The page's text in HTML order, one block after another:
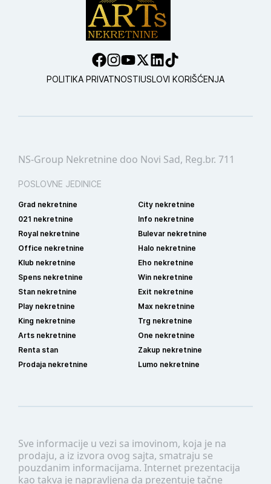
POLITIKA PRIVATNOSTIUSLOVI KORIŠĆENJA
Sve informacije u vezi sa imovinom, koja je na
prodaju, a iz izvora ovog sajta, smatraju se
pouzdanim informacijama. Internet prezentacija
kao takva je napravljena da prezentuje tačne
NS-Group Nekretnine doo Novi Sad, Reg.br. 711
POSLOVNE JEDINICE
Grad nekretnine
City nekretnine
021 nekretnine
Info nekretnine
Royal nekretnine
Bulevar nekretnine
Office nekretnine
Halo nekretnine
Klub nekretnine
Eho nekretnine
Spens nekretnine
Win nekretnine
Stan nekretnine
Exit nekretnine
Play nekretnine
Max nekretnine
King nekretnine
Trg nekretnine
Arts nekretnine
One nekretnine
Renta stan
Zakup nekretnine
Prodaja nekretnine
Lumo nekretnine